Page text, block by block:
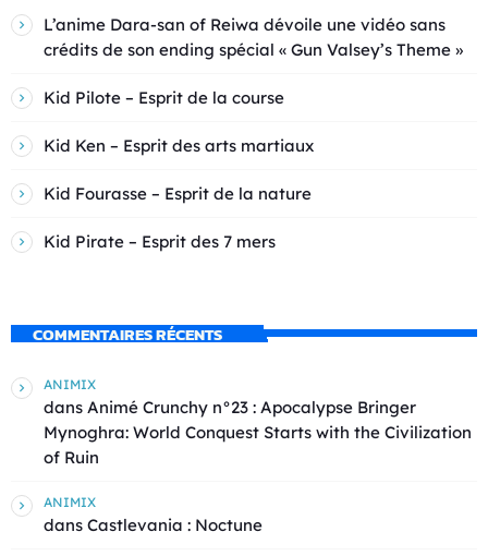
L’anime Dara-san of Reiwa dévoile une vidéo sans
crédits de son ending spécial « Gun Valsey’s Theme »
Kid Pilote – Esprit de la course
Kid Ken – Esprit des arts martiaux
Kid Fourasse – Esprit de la nature
Kid Pirate – Esprit des 7 mers
COMMENTAIRES RÉCENTS
ANIMIX
dans Animé Crunchy n°23 : Apocalypse Bringer
Mynoghra: World Conquest Starts with the Civilization
of Ruin
ANIMIX
dans Castlevania : Noctune